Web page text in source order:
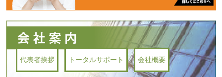
代表者挨拶 トータルサポート 会社概要